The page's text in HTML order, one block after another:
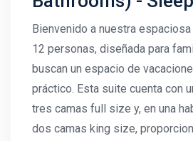
Bienvenido a nuestra
12 personas, diseñada para
buscan un espacio de
práctico. Esta suite cuenta con
tres camas full size y, en una
dos camas king size,